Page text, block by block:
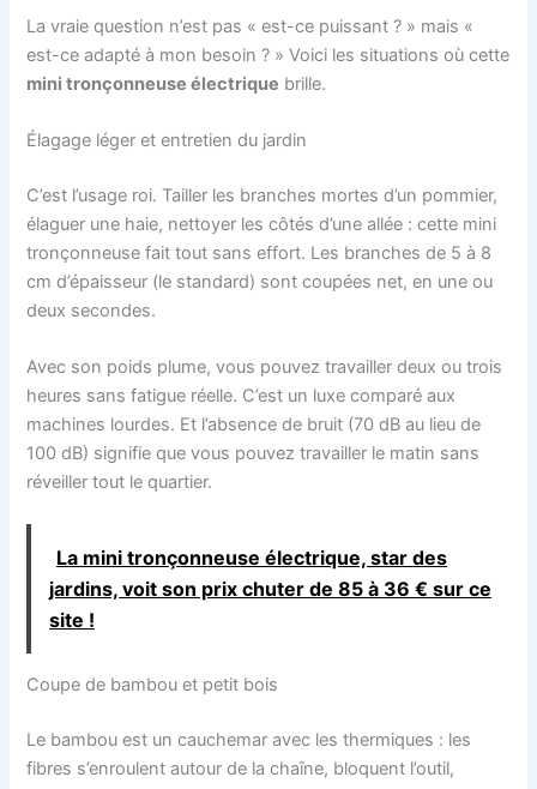
La vraie question n’est pas « est-ce puissant ? » mais «
est-ce adapté à mon besoin ? » Voici les situations où cette
mini tronçonneuse électrique brille.
Élagage léger et entretien du jardin
C’est l’usage roi. Tailler les branches mortes d’un pommier,
élaguer une haie, nettoyer les côtés d’une allée : cette mini
tronçonneuse fait tout sans effort. Les branches de 5 à 8
cm d’épaisseur (le standard) sont coupées net, en une ou
deux secondes.
Avec son poids plume, vous pouvez travailler deux ou trois
heures sans fatigue réelle. C’est un luxe comparé aux
machines lourdes. Et l’absence de bruit (70 dB au lieu de
100 dB) signifie que vous pouvez travailler le matin sans
réveiller tout le quartier.
La mini tronçonneuse électrique, star des
jardins, voit son prix chuter de 85 à 36 € sur ce
site !
Coupe de bambou et petit bois
Le bambou est un cauchemar avec les thermiques : les
fibres s’enroulent autour de la chaîne, bloquent l’outil,